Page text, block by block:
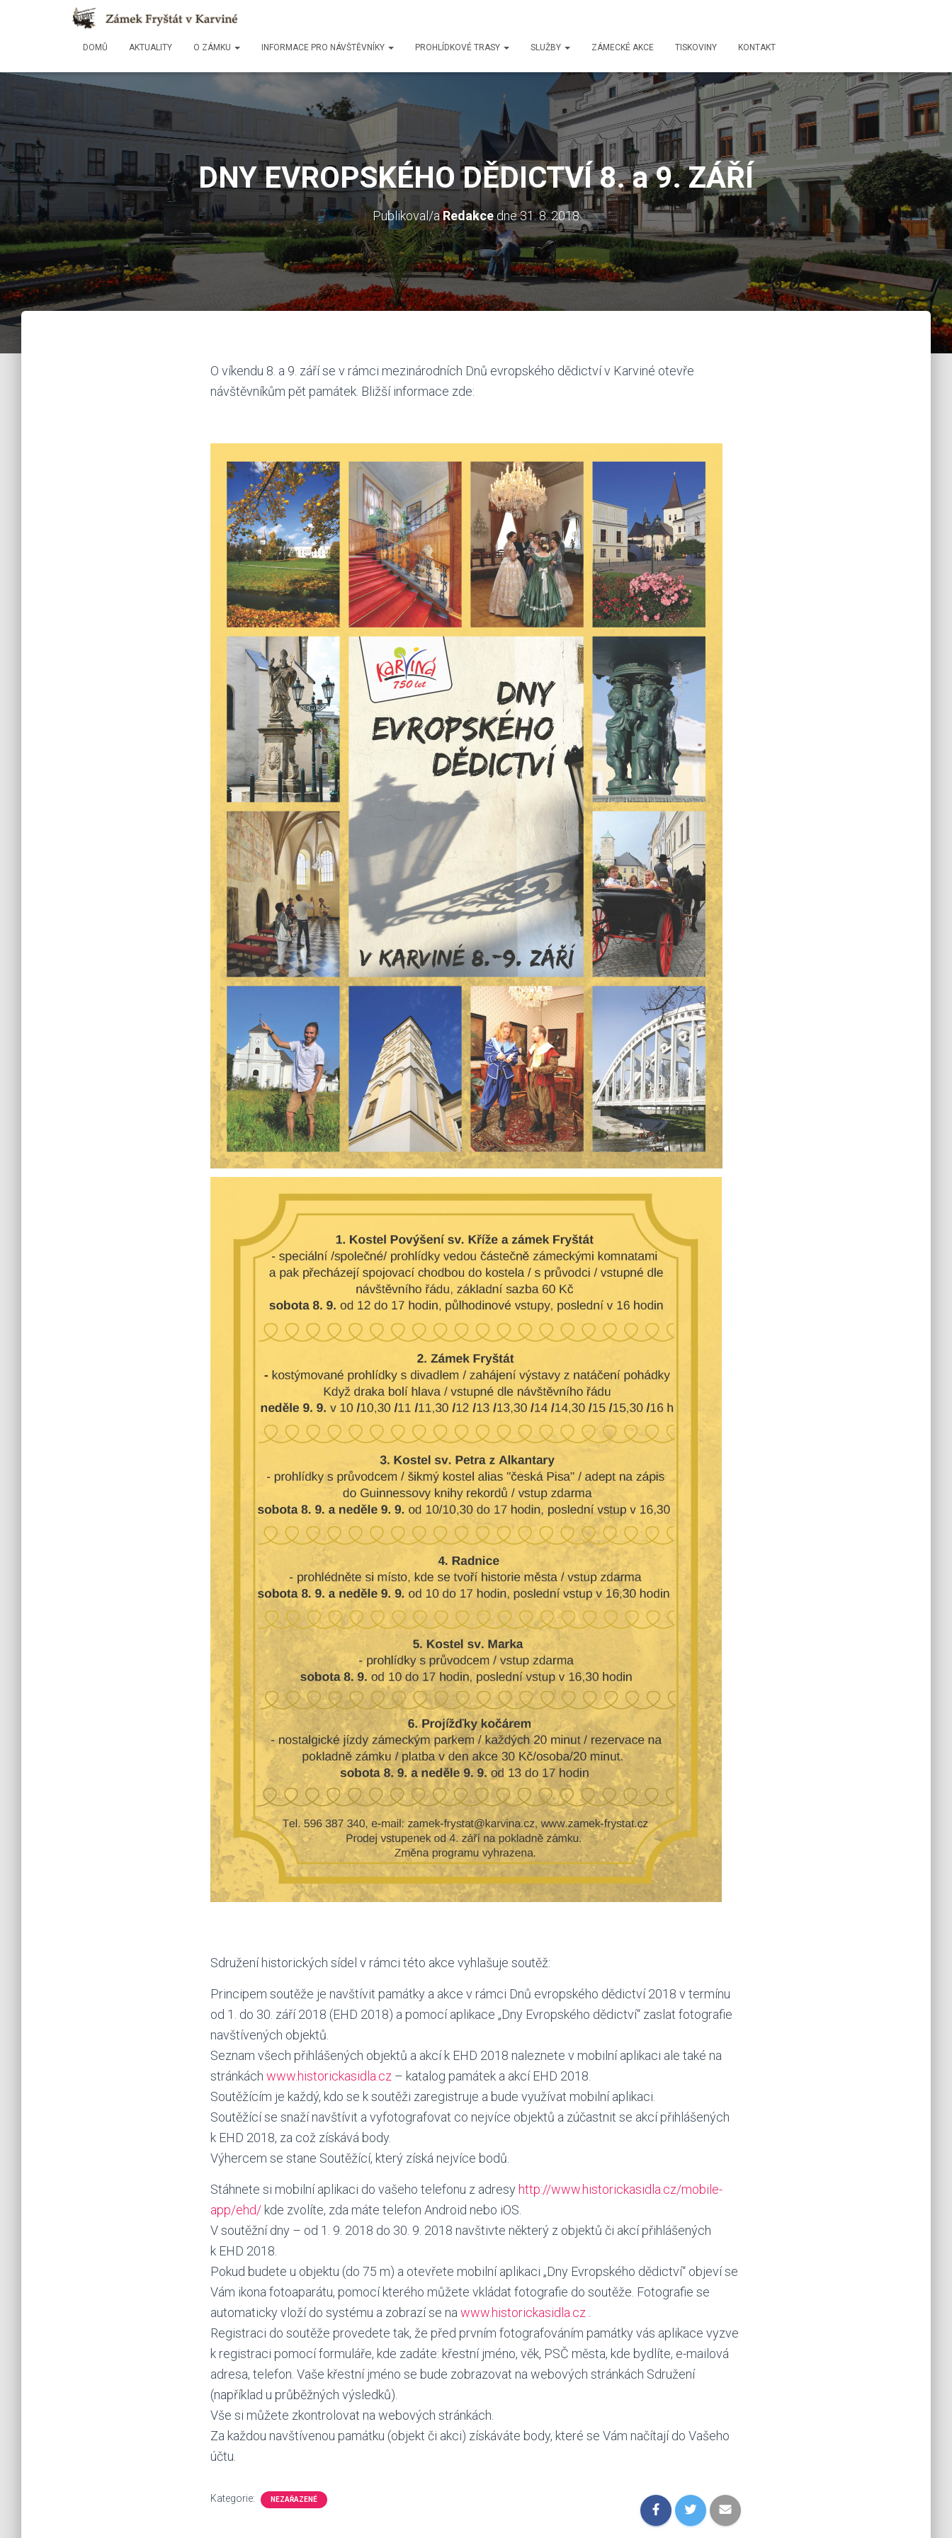
DOMŮ AKTUALITY O ZÁMKU INFORMACE PRO NÁVŠTĚVNÍKY PROHLÍDKOVÉ TRASY SLUŽBY ZÁMECKÉ AKCE TISKOVINY KONTAKT
DNY EVROPSKÉHO DĚDICTVÍ 8. a 9. ZÁŘÍ
Publikoval/aRedakcedne31. 8. 2018
O víkendu 8. a 9. září se v rámci mezinárodních Dnů evropského dědictví v Karviné otevře
návštěvníkům pět památek. Bližší informace zde:
Sdružení historických sídel v rámci této akce vyhlašuje soutěž:
Principem soutěže je navštívit památky a akce v rámci Dnů evropského dědictví 2018 v termínu
od 1. do 30. září 2018 (EHD 2018) a pomocí aplikace „Dny Evropského dědictví“ zaslat fotografie
navštívených objektů.
Seznam všech přihlášených objektů a akcí k EHD 2018 naleznete v mobilní aplikaci ale také na
stránkách www.historickasidla.cz – katalog památek a akcí EHD 2018.
Soutěžícím je každý, kdo se k soutěži zaregistruje a bude využívat mobilní aplikaci.
Soutěžící se snaží navštívit a vyfotografovat co nejvíce objektů a zúčastnit se akcí přihlášených
k EHD 2018, za což získává body.
Výhercem se stane Soutěžící, který získá nejvíce bodů.
Stáhnete si mobilní aplikaci do vašeho telefonu z adresy http://www.historickasidla.cz/mobile-
app/ehd/ kde zvolíte, zda máte telefon Android nebo iOS.
V soutěžní dny – od 1. 9. 2018 do 30. 9. 2018 navštivte některý z objektů či akcí přihlášených
k EHD 2018.
Pokud budete u objektu (do 75 m) a otevřete mobilní aplikaci „Dny Evropského dědictví“ objeví se
Vám ikona fotoaparátu, pomocí kterého můžete vkládat fotografie do soutěže. Fotografie se
automaticky vloží do systému a zobrazí se na www.historickasidla.cz
Registraci do soutěže provedete tak, že před prvním fotografováním památky vás aplikace vyzve
k registraci pomocí formuláře, kde zadáte: křestní jméno, věk, PSČ města, kde bydlíte, e-mailová
adresa, telefon. Vaše křestní jméno se bude zobrazovat na webových stránkách Sdružení
(například u průběžných výsledků).
Vše si můžete zkontrolovat na webových stránkách.
Za každou navštívenou památku (objekt či akci) získáváte body, které se Vám načítají do Vašeho
účtu.
Kategorie: NEZAŘAZENÉ